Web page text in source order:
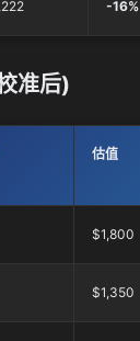
-16%
准后)
估值
$1,800
$1,350